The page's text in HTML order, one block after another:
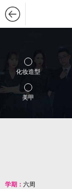
化妆造型
美甲
学期： 六周